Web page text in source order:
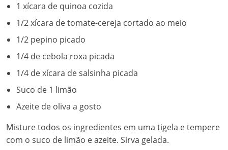
1 xícara de quinoa cozida
1/2 xícara de tomate-cereja cortado ao meio
1/2 pepino picado
1/4 de cebola roxa picada
1/4 de xícara de salsinha picada
Suco de 1 limão
Azeite de oliva a gosto
Misture todos os ingredientes em uma tigela e tempere
com o suco de limão e azeite. Sirva gelada.